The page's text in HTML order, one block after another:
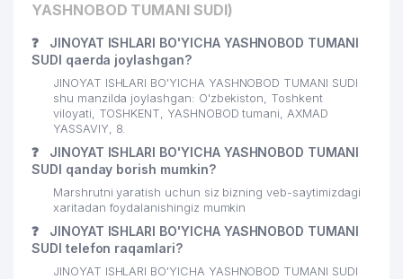
YASHNOBOD TUMANI SUDI)
❓
JINOYAT ISHLARI BO'YICHA YASHNOBOD TUMANI
SUDI qaerda joylashgan?
JINOYAT ISHLARI BO'YICHA YASHNOBOD TUMANI SUDI
shu manzilda joylashgan: O'zbekiston, Toshkent
viloyati, TOSHKENT, YASHNOBOD tumani, AXMAD
YASSAVIY, 8.
❓
JINOYAT ISHLARI BO'YICHA YASHNOBOD TUMANI
SUDI qanday borish mumkin?
Marshrutni yaratish uchun siz bizning veb-saytimizdagi
xaritadan foydalanishingiz mumkin
❓
JINOYAT ISHLARI BO'YICHA YASHNOBOD TUMANI
SUDI telefon raqamlari?
JINOYAT ISHLARI BO'YICHA YASHNOBOD TUMANI SUDI